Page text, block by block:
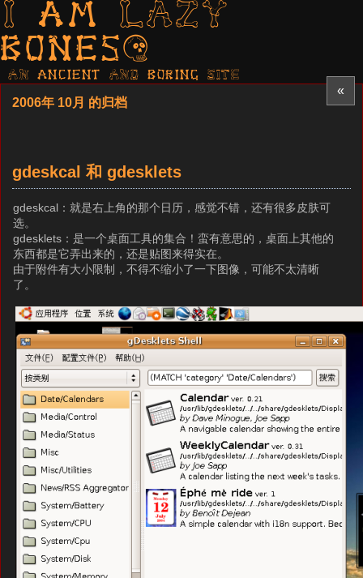
I am LAZY
bones?
AN ancient AND boring SITE
«
2006年 10月 的归档
gdeskcal 和 gdesklets
gdeskcal：就是右上角的那个日历，感觉不错，还有很多皮肤可
选。
gdesklets：是一个桌面工具的集合！蛮有意思的，桌面上其他的
东西都是它弄出来的，还是贴图来得实在。
由于附件有大小限制，不得不缩小了一下图像，可能不太清晰
了。